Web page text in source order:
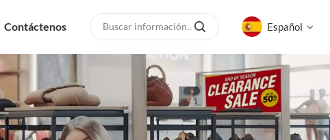
Contáctenos Español
English
русский